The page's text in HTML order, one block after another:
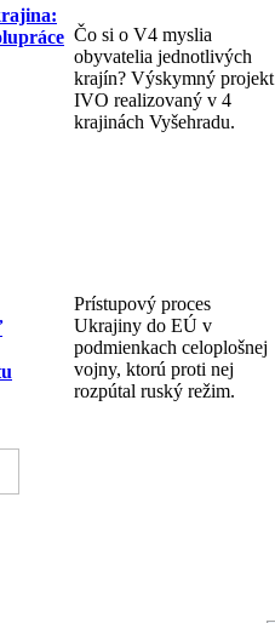
Čo si o V4 myslia
obyvatelia jednotlivých
krajín? Výskymný projekt
IVO realizovaný v 4
krajinách Vyšehradu.
Prístupový proces
Ukrajiny do EÚ v
podmienkach celoplošnej
vojny, ktorú proti nej
rozpútal ruský režim.